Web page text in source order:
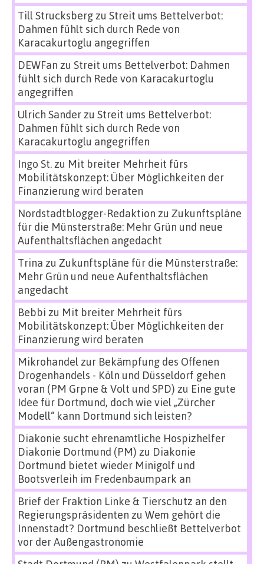
Till Strucksbergzu Streit ums Bettelverbot:
Dahmen fühlt sich durch Rede von
Karacakurtoglu angegriffen
DEWFan zu Streit ums Bettelverbot: Dahmen
fühlt sich durch Rede von Karacakurtoglu
angegriffen
Ulrich Sanderzu Streit ums Bettelverbot:
Dahmen fühlt sich durch Rede von
Karacakurtoglu angegriffen
Ingo St.zu Mit breiter Mehrheit fürs
Mobilitätskonzept: Über Möglichkeiten der
Finanzierung wird beraten
Nordstadtblogger-Redaktion zu Zukunftspläne
für die Münsterstraße: Mehr Grün und neue
Aufenthaltsflächen angedacht
Trina zu Zukunftspläne für die Münsterstraße:
Mehr Grün und neue Aufenthaltsflächen
angedacht
Bebbi zu Mit breiter Mehrheit fürs
Mobilitätskonzept: Über Möglichkeiten der
Finanzierung wird beraten
Mikrohandel zur Bekämpfung des Offenen
Drogenhandels - Köln und Düsseldorf gehen
voran (PM Grpne & Volt und SPD) zu Eine gute
Idee für Dortmund, doch wie viel „Zürcher
Modell“ kann Dortmund sich leisten?
Diakonie sucht ehrenamtliche Hospizhelfer
Diakonie Dortmund (PM) zu Diakonie
Dortmund bietet wieder Minigolf und
Bootsverleih im Fredenbaumpark an
Brief der Fraktion Linke & Tierschutz an den
Regierungspräsidenten zu Wem gehört die
Innenstadt? Dortmund beschließt Bettelverbot
vor der Außengastronomie